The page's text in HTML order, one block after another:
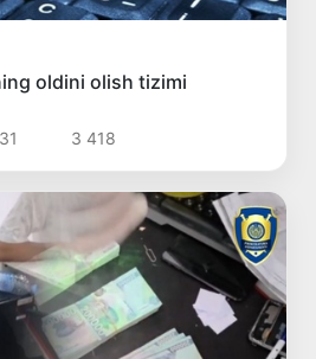
oldini olish tizimi
3 418